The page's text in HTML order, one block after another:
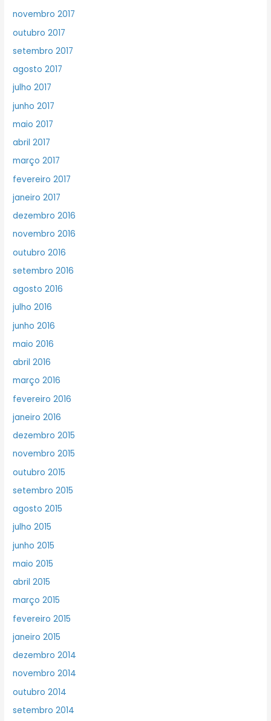
novembro 2017
outubro 2017
setembro 2017
agosto 2017
julho 2017
junho 2017
maio 2017
abril 2017
março 2017
fevereiro 2017
janeiro 2017
dezembro 2016
novembro 2016
outubro 2016
setembro 2016
agosto 2016
julho 2016
junho 2016
maio 2016
abril 2016
março 2016
fevereiro 2016
janeiro 2016
dezembro 2015
novembro 2015
outubro 2015
setembro 2015
agosto 2015
julho 2015
junho 2015
maio 2015
abril 2015
março 2015
fevereiro 2015
janeiro 2015
dezembro 2014
novembro 2014
outubro 2014
setembro 2014